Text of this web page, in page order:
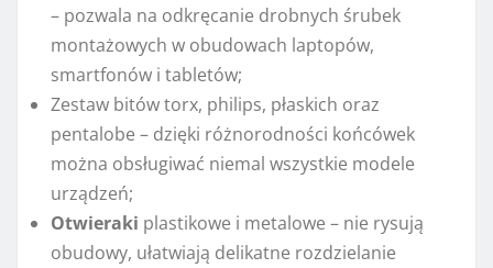
– pozwala na odkręcanie drobnych śrubek
montażowych w obudowach laptopów,
smartfonów i tabletów;
Zestaw bitów torx, philips, płaskich oraz
pentalobe – dzięki różnorodności końcówek
można obsługiwać niemal wszystkie modele
urządzeń;
Otwieraki plastikowe i metalowe – nie rysują
obudowy, ułatwiają delikatne rozdzielanie